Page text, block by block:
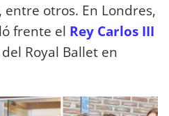
, entre otros. En Londres,
frente el Rey Carlos III
Royal Ballet en